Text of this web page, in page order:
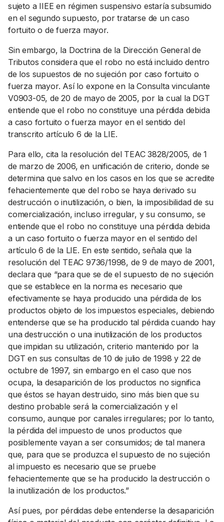
sujeto a IIEE en régimen suspensivo estaría subsumido
en el segundo supuesto, por tratarse de un caso
fortuito o de fuerza mayor.
Sin embargo, la Doctrina de la Dirección General de
Tributos considera que el robo no está incluido dentro
de los supuestos de no sujeción por caso fortuito o
fuerza mayor. Así lo expone en la Consulta vinculante
V0903-05, de 20 de mayo de 2005, por la cual la DGT
entiende que el robo no constituye una pérdida debida
a caso fortuito o fuerza mayor en el sentido del
transcrito artículo 6 de la LIE.
Para ello, cita la resolución del TEAC 3828/2005, de 1
de marzo de 2006, en unificación de criterio, donde se
determina que salvo en los casos en los que se acredite
fehacientemente que del robo se haya derivado su
destrucción o inutilización, o bien, la imposibilidad de su
comercialización, incluso irregular, y su consumo, se
entiende que el robo no constituye una pérdida debida
a un caso fortuito o fuerza mayor en el sentido del
artículo 6 de la LIE. En este sentido, señala que la
resolución del TEAC 9736/1998, de 9 de mayo de 2001,
declara que “para que se de el supuesto de no sujeción
que se establece en la norma es necesario que
efectivamente se haya producido una pérdida de los
productos objeto de los impuestos especiales, debiendo
entenderse que se ha producido tal pérdida cuando hay
una destrucción o una inutilización de los productos
que impidan su utilización, criterio mantenido por la
DGT en sus consultas de 10 de julio de 1998 y 22 de
octubre de 1997, sin embargo en el caso que nos
ocupa, la desaparición de los productos no significa
que éstos se hayan destruido, sino más bien que su
destino probable será la comercialización y el
consumo, aunque por canales irregulares; por lo tanto,
la pérdida del impuesto de unos productos que
posiblemente vayan a ser consumidos; de tal manera
que, para que se produzca el supuesto de no sujeción
al impuesto es necesario que se pruebe
fehacientemente que se ha producido la destrucción o
la inutilización de los productos.”
Así pues, por pérdidas debe entenderse la desaparición